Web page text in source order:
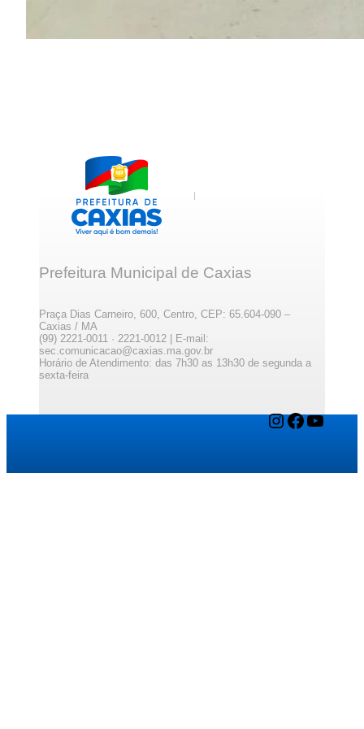
Prefeitura Municipal de Caxias
Praça Dias Carneiro, 600, Centro, CEP: 65.604-090 –
Caxias / MA
(99) 2221-0011 · 2221-0012 | E-mail:
sec.comunicacao@caxias.ma.gov.br
Horário de Atendimento: das 7h30 as 13h30 de segunda a
sexta-feira
InstagramFacebook YouTube